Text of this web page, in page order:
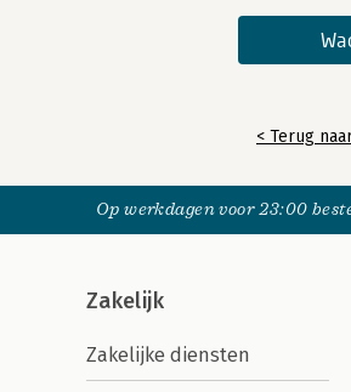
< Terug
Op werkdagen voor 23:00
Zakelijk
Zakelijke diensten